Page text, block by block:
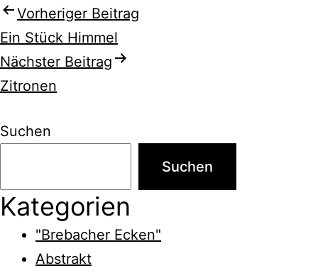
Beitragsnavigation
Vorheriger Beitrag
Ein Stück Himmel
Nächster Beitrag
Zitronen
Suchen
Suchen
Kategorien
"Brebacher Ecken"
Abstrakt